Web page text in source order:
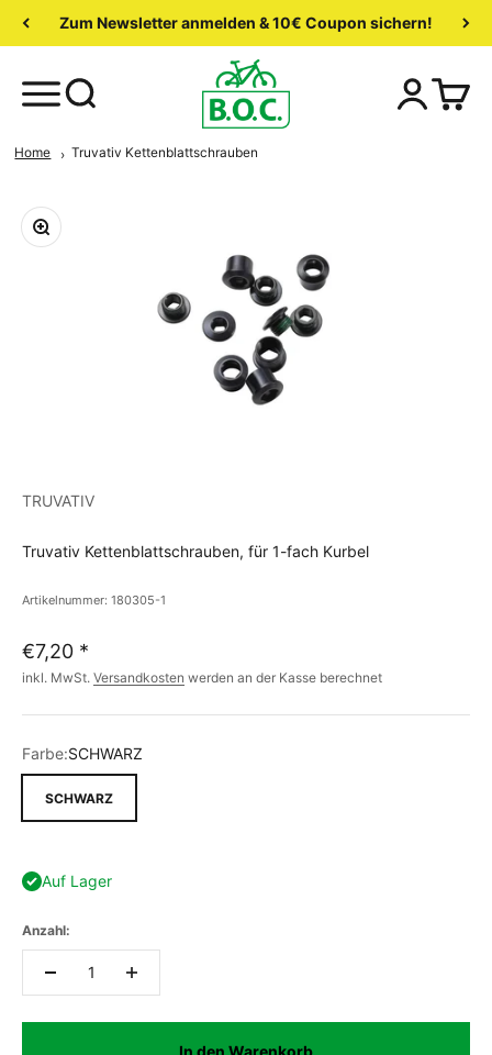
Zum Newsletter anmelden & 10€ Coupon sichern!
Home Truvativ Kettenblattschrauben
TRUVATIV
Truvativ Kettenblattschrauben, für 1-fach Kurbel
Artikelnummer: 180305-1
€7,20 *
inkl. MwSt. Versandkosten werden an der Kasse berechnet
Farbe:SCHWARZ
SCHWARZ
Auf Lager
Anzahl: